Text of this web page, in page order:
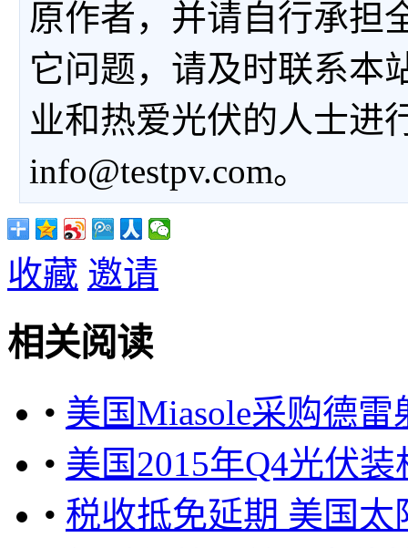
原作者，并请自行承担
它问题，请及时联系本
业和热爱光伏的人士进
info@testpv.com。
收藏 邀请
相关阅读
• 美国Miasole采购德
• 美国2015年Q4光伏
• 税收抵免延期 美国太